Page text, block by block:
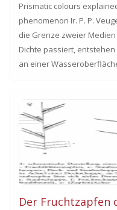
Prismatic colours
phenomenon Ir. P. P.
die Grenze zweier
Dichte passiert,
an einer
Der Fruchtzapfen